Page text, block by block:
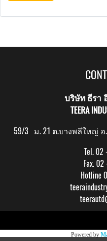
บริษัท ธีรา
TEERA
59/3 ม. 21 ต.บางพลีใหญ่ อ
Tel. 02
Fax.
Hotline
Powered by